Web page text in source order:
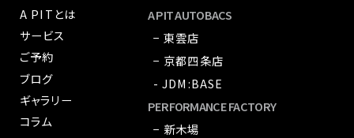
A PITとは
サービス
ご予約
ブログ
ギャラリー
コラム
A PIT AUTOBACS
− 東雲店
− 京都四条店
- JDM:BASE
PERFORMANCE FACTORY
− 新木場